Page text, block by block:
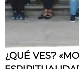
¿QUÉ VES?